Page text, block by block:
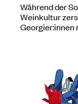
Während der
Weinkultur